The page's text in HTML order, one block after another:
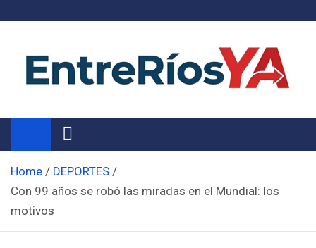
Noticias de Entre Ríos
Información de toda la provincia ahora
Home
DEPORTES
Con 99 años se robó las miradas en el Mundial: los
motivos